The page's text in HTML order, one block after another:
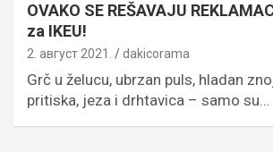
OVAKO SE REŠAVAJU
za IKEU!
2. август 2021. dakicorama
Grč u želucu, ubrzan puls, hladan
pritiska, jeza i drhtavica – samo su…